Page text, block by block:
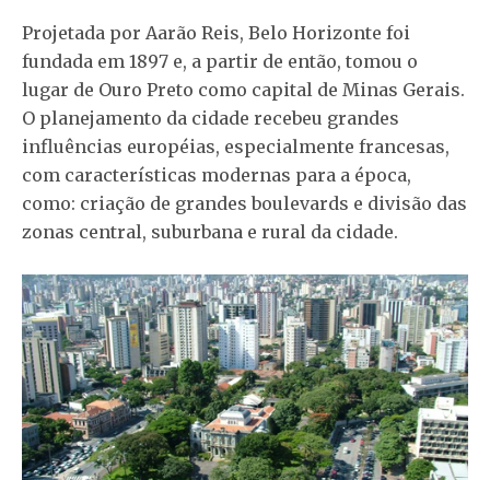
Projetada por Aarão Reis, Belo Horizonte foi
fundada em 1897 e, a partir de então, tomou o
lugar de Ouro Preto como capital de Minas Gerais.
O planejamento da cidade recebeu grandes
influências européias, especialmente francesas,
com características modernas para a época,
como: criação de grandes boulevards e divisão das
zonas central, suburbana e rural da cidade.